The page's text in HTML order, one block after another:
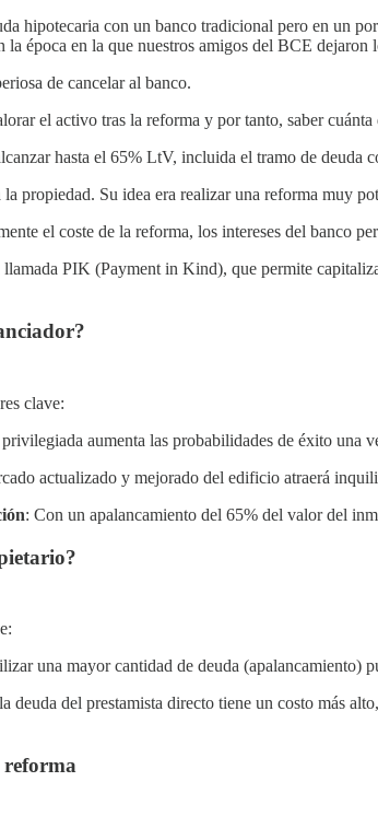
hipotecaria con un banco tradicional pero en un
época en la que nuestros amigos del BCE dejaron
de cancelar al banco.
el activo tras la reforma y por tanto, saber
hasta el 65% LtV, incluida el tramo de deuda
propiedad. Su idea era realizar una reforma muy
el coste de la reforma, los intereses del banco
PIK (Payment in Kind), que permite
clave:
aumenta las probabilidades de éxito una
actualizado y mejorado del edificio atraerá
: Con un apalancamiento del 65% del valor del
una mayor cantidad de deuda (apalancamiento)
deuda del prestamista directo tiene un costo más